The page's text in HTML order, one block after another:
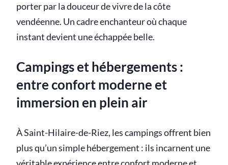
porter par la douceur de vivre de la côte
vendéenne. Un cadre enchanteur où chaque
instant devient une échappée belle.
Campings et hébergements :
entre confort moderne et
immersion en plein air
À Saint-Hilaire-de-Riez, les campings offrent bien
plus qu’un simple hébergement : ils incarnent une